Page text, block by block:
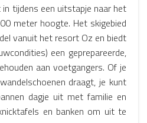
tijdens een uitstapje naar het
meter hoogte. Het skigebied
vanuit het resort Oz en biedt
een geprepareerde,
aan voetgangers. Of je
draagt, je kunt
dagje uit met familie en
en banken om uit te